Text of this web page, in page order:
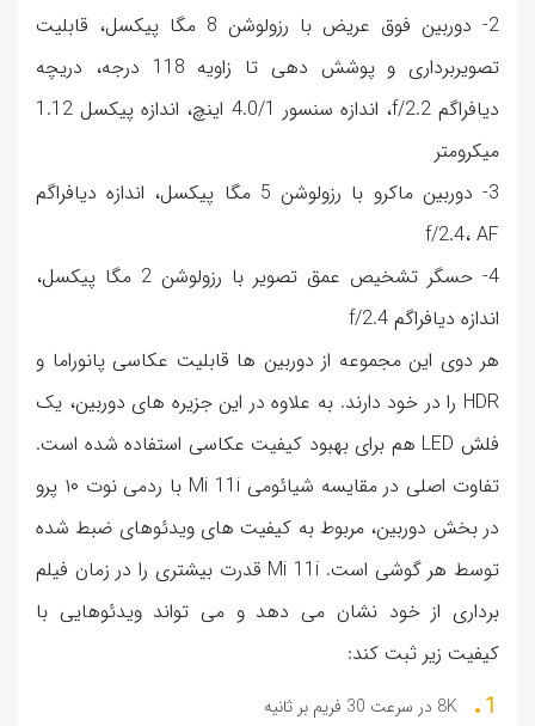
2- دوربین فوق عریض با رزولوشن 8 مگا پیکسل، قابلیت
تصویربرداری و پوشش دهی تا زاویه 118 درجه، دریچه
دیافراگم f/2.2، اندازه سنسور 4.0/1 اینچ، اندازه پیکسل 1.12
میکرومتر
3- دوربین ماکرو با رزولوشن 5 مگا پیکسل، اندازه دیافراگم
f/2.4، AF
4- حسگر تشخیص عمق تصویر با رزولوشن 2 مگا پیکسل،
اندازه دیافراگم f/2.4
هر دوی این مجموعه از دوربین ها قابلیت عکاسی پانوراما و
HDR را در خود دارند. به علاوه در این جزیره های دوربین، یک
فلش LED هم برای بهبود کیفیت عکاسی استفاده شده است.
تفاوت اصلی در مقایسه شیائومی Mi 11i با ردمی نوت ۱۰ پرو
در بخش دوربین، مربوط به کیفیت های ویدئوهای ضبط شده
توسط هر گوشی است. Mi 11i قدرت بیشتری را در زمان فیلم
برداری از خود نشان می دهد و می تواند ویدئوهایی با
کیفیت زیر ثبت کند:
8K در سرعت 30 فریم بر ثانیه